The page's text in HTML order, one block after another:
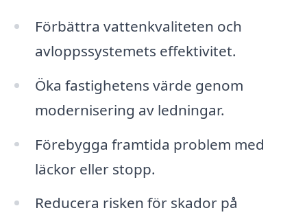
Förbättra vattenkvaliteten och
avloppssystemets effektivitet.
Öka fastighetens värde genom
modernisering av ledningar.
Förebygga framtida problem med
läckor eller stopp.
Reducera risken för skador på